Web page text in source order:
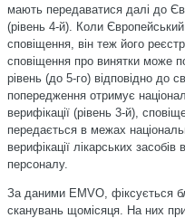
мають передаватися далі до
(рівень 4-й). Коли
сповіщення, він теж його
сповіщення про винятки може
рівень (до 5-го) відповідно до
попередження отримує
верифікації (рівень 3-й),
передається в межах
верифікації лікарських засобів
персоналу.
За даними EMVO, фіксується
сканувань щомісяця. На них